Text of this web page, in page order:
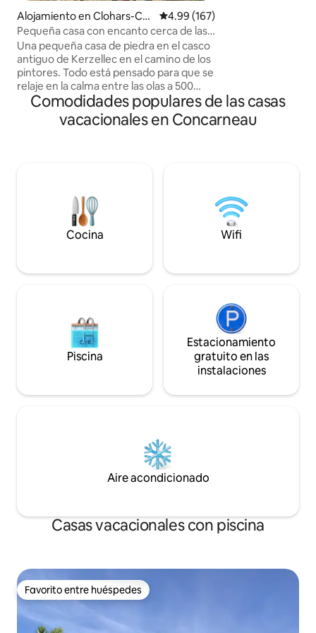
Alojamiento en Clohars-Car
noët
Calificación promedio: 4.99 de
4.99 (167)
Pequeña casa con encanto cerca de las
playas
Una pequeña casa de piedra en el casco
antiguo de Kerzellec en el camino de los
pintores. Todo está pensado para que se
relaje en la calma entre las olas a 500
metros al final del camino y el canto de
los pájaros. Le encantará este antiguo
horno de pan del siglo XVIII,
de comestibles, todo ello rodeado de
seis playas, todas igual de encantadoras
y diferentes entre sí.
Comodidades populares de las casas
vacacionales en Concarneau
Cocina Wifi
Piscina
Estacionamiento
gratuito en las
instalaciones
Aire acondicionado
Casas vacacionales con piscina
Favorito entre huéspedes
Favorito entre huéspedes